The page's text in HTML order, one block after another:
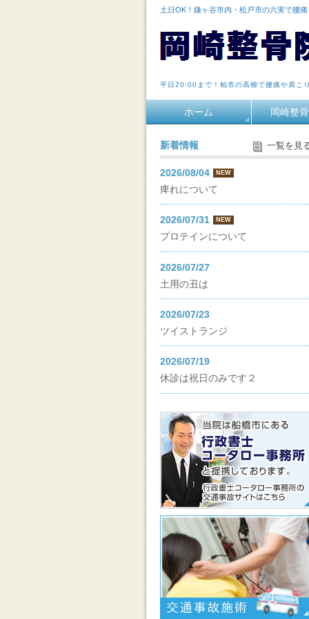
土日OK！鎌ヶ谷市内・松戸市の六実で腰
平日20:00まで！柏市の高柳で腰痛や肩こ
ホーム 岡崎整
新着情報 一覧を見
2026/08/04 NEW
痺れについて
2026/07/31 NEW
プロテインについて
2026/07/27
土用の丑は
2026/07/23
ツイストランジ
2026/07/19
休診は祝日のみです２